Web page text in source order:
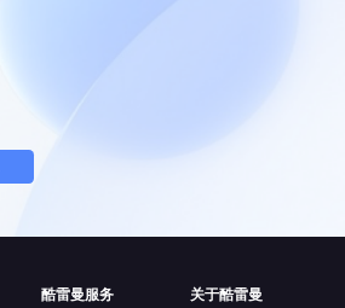
酷雷曼服务 关于酷雷曼